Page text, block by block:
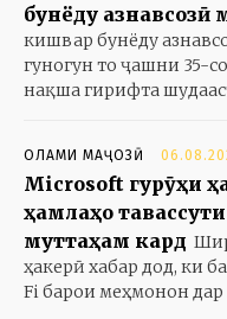
бунёду азнавсозӣ
кишвар бунёду
гуногун то ҷашни 35-
нақша гирифта
ОЛАМИ МАҶОЗӢ
Microsoft гурӯҳи
ҳамлаҳо
муттаҳам кард
ҳакерӣ хабар дод, ки
Fi барои меҳмонон